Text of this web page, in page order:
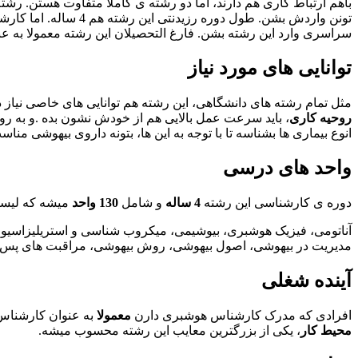
تونن واردش بشن. طول دوره رزیدنتی این رشته هم 4 ساله. اما کارشناسی
سراسری وارد این رشته بشن. فارغ التحصیلان این رشته معمولا
توانایی های مورد نیاز
مثل تمام رشته های دانشگاهی، این رشته هم توانایی های خاصی
روحیه کاری، باید سرعت عمل بالایی هم از خودش نشون بده .و به
انوع بیماری ها بشناسه تا با توجه به این ها، بتونه داروی بیهوشی
واحد های درسی
دوره ی کارشناسی این رشته 4 ساله و شامل 130 واحد میشه که
آناتومی، فیزیک هوشبری، بیوشیمی، میکروب شناسی و
مدیریت در بیهوشی، اصول بیهوشی، روش بیهوشی، مراقبت های
آینده شغلی
افرادی که مدرک کارشناس هوشبری دارن معمولا به عنوان
محیط کار ، یکی از بزرگترین معایب این رشته محسوب میشه.